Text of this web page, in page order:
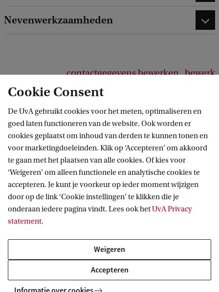
Nevenwerkzaamheden
contactgegevens bewerken bewerk
Verantwoorde Digitale Transformaties
Meer strategische thema's van de UvA
Duurzame welvaart
Veerkrachtige, rechtvaardige samenleving
Cookie Consent
De UvA gebruikt cookies voor het meten, optimaliseren en
goed laten functioneren van de website. Ook worden er
cookies geplaatst om inhoud van derden te kunnen tonen en
voor marketingdoeleinden. Klik op ‘Accepteren’ om akkoord
te gaan met het plaatsen van alle cookies. Of kies voor
‘Weigeren’ om alleen functionele en analytische cookies te
accepteren. Je kunt je voorkeur op ieder moment wijzigen
door op de link ‘Cookie instellingen’ te klikken die je
onderaan iedere pagina vindt. Lees ook hetUvA Privacy
statement.
Weigeren
Accepteren